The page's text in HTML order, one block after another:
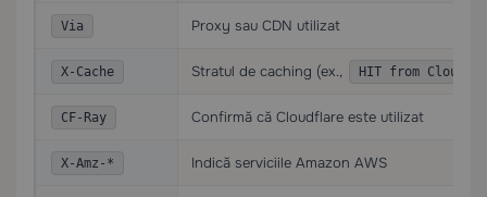
Via Proxy sau CDN utilizat
X-Cache Stratul de caching (ex., HIT from
CF-Ray Confirmă că Cloudflare este utilizat
X-Amz-* Indică serviciile Amazon AWS